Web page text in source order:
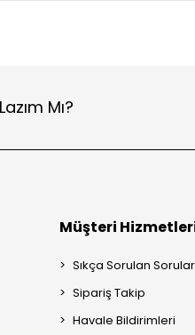
Mı?
Müşteri
Sıkça Sorulan Sorular
Sipariş Takip
Havale Bildirimleri